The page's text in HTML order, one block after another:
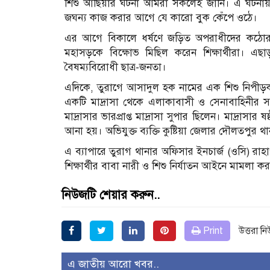
শিশু আছিয়ার ঘটনা আমরা সকলেই জানি। এ
জঘন্য কাজ করার আগে যে কারো বুক কেঁপে ওঠে।
এর আগে বিকালে ধর্ষণে জড়িত অপরাধীদের কঠোর
মহাসড়কে বিক্ষোভ মিছিল করেন শিক্ষার্থীরা।
বৈষম্যবিরোধী ছাত্র-জনতা।
এদিকে, তুরাগে আসাদুল হক নামের এক শিশু
একটি মাদ্রাসা থেকে এলাকাবাসী ও সেনাবাহিনীর
মাদ্রাসার ভারপ্রাপ্ত মাদ্রাসা সুপার ছিলেন।
আনা হয়। অভিযুক্ত ব্যক্তি কুষ্টিয়া জেলার দৌলতপুর
এ ব্যাপারে তুরাগ থানার অফিসার ইনচার্জ (ওসি)
শিক্ষার্থীর বাবা নারী ও শিশু নির্যাতন আইনে মামলা
নিউজটি শেয়ার করুন..
Print উত্তরা
এ জাতীয় আরো খবর..